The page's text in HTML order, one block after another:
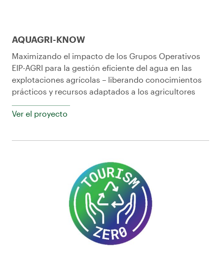
AQUAGRI-KNOW
Maximizando el impacto de los Grupos Operativos
EIP-AGRI para la gestión eficiente del agua en las
explotaciones agrícolas – liberando conocimientos
prácticos y recursos adaptados a los agricultores
Ver el proyecto